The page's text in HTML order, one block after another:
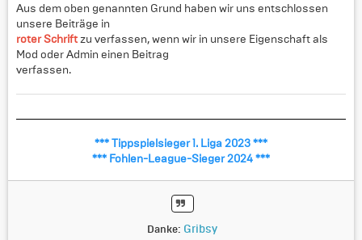
Aus dem oben genannten Grund haben wir uns entschlossen
unsere Beiträge in
roter Schriftzu verfassen, wenn wir in unsere Eigenschaft als
Mod oder Admin einen Beitrag
verfassen.
*** Tippspielsieger 1. Liga 2023 ***
*** Fohlen-League-Sieger 2024 ***
Danke: Gribsy